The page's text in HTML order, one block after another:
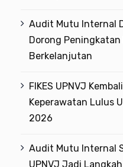
Audit Mutu Internal
Dorong
Berkelanjutan
FIKES UPNVJ
Keperawatan Lulus
2026
Audit Mutu Internal
UPNVJ Jadi